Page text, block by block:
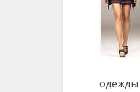
одежды